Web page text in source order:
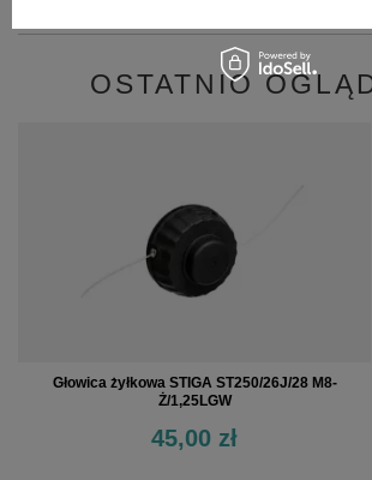
OSTATNIO
Głowica żyłkowa STIGA ST250/26J/28 M8-
Ż/1,25LGW
45,00 zł